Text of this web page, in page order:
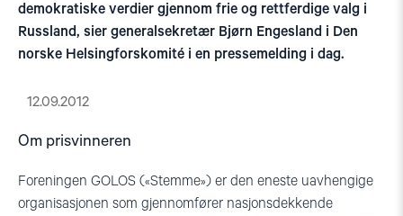
demokratiske verdier gjennom frie og rettferdige valg i
Russland, sier generalsekretær Bjørn Engesland i Den
norske Helsingforskomité i en pressemelding i dag.
12.09.2012
Om prisvinneren
Foreningen GOLOS («Stemme») er den eneste uavhengige
organisasjonen som gjennomfører nasjonsdekkende